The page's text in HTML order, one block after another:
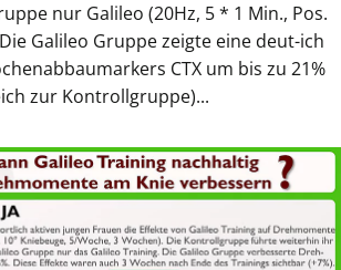
nur Galileo (20Hz, 5 * 1 Min., Pos.
Galileo Gruppe zeigte eine deut-ich
CTX um bis zu 21%
zur Kontrollgruppe)...